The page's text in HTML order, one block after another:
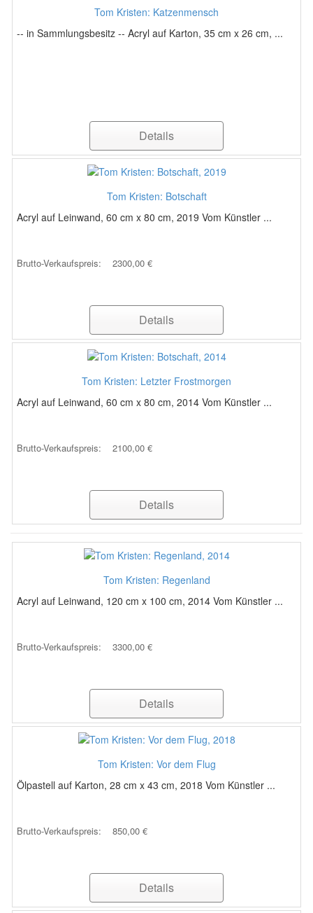
Tom Kristen: Katzenmensch
-- in Sammlungsbesitz -- Acryl auf Karton, 35 cm x 26 cm, ...
Details
Tom Kristen: Botschaft
Acryl auf Leinwand, 60 cm x 80 cm, 2019 Vom Künstler ...
Brutto-Verkaufspreis: 2300,00 €
Details
Tom Kristen: Letzter Frostmorgen
Acryl auf Leinwand, 60 cm x 80 cm, 2014 Vom Künstler ...
Brutto-Verkaufspreis: 2100,00 €
Details
Tom Kristen: Regenland
Acryl auf Leinwand, 120 cm x 100 cm, 2014 Vom Künstler ...
Brutto-Verkaufspreis: 3300,00 €
Details
Tom Kristen: Vor dem Flug
Ölpastell auf Karton, 28 cm x 43 cm, 2018 Vom Künstler ...
Brutto-Verkaufspreis: 850,00 €
Details